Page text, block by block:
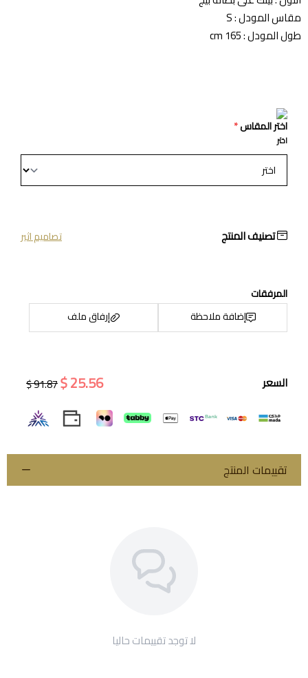
مقاس المودل : S
طول المودل : 165 cm
اختر المقاس*
اختر
تصنيف المنتج تصاميم اثير
المرفقات
إضافة ملاحظة
إرفاق ملف
اسحب و افلت الملف هنا
السعر 25.56 $
91.87 $
تقييمات المنتج
لا توجد تقييمات حاليا